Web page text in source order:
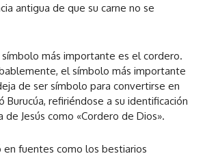
antigua de que su carne no se
más importante es el cordero.
el símbolo más importante
de ser símbolo para convertirse en
Burucúa, refiriéndose a su identificación
de Jesús como «Cordero de Dios».
en fuentes como los bestiarios